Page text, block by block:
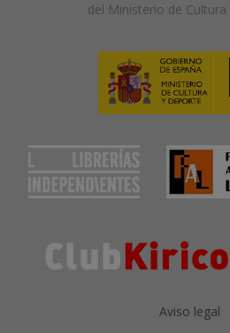
del Ministerio de
Aviso legal